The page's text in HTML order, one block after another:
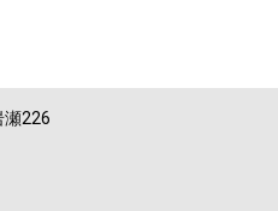
226